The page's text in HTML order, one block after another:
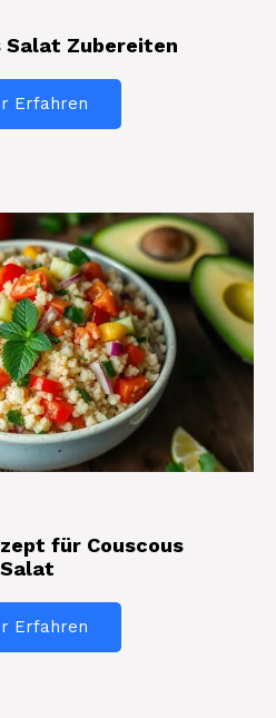
Salat Zubereiten
Erfahren
für Couscous
Salat
Erfahren